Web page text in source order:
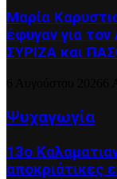
Μαρία
έφυγαν για
ΣΥΡΙΖΑ και
Ψυχαγωγία
13ο
αποκριάτικες